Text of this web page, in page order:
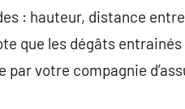
: hauteur, distance
que les dégâts
par votre compagnie